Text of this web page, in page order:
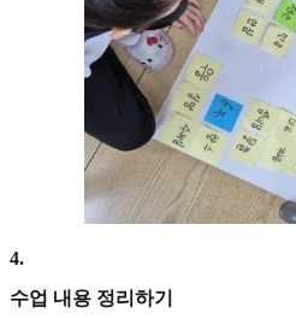
4.
수업 내용 정리하기